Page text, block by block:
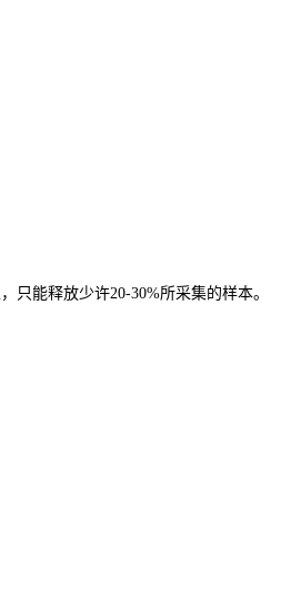
只能释放少许20-30%所采集的样本。